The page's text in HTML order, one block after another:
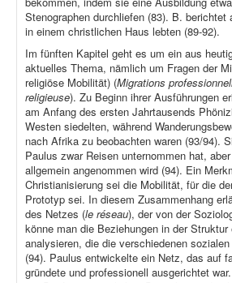
Stenographen durchliefen (83). B.
in einem christlichen Haus lebten (89-92).
Im fünften Kapitel geht es um ein aus
aktuelles Thema, nämlich um Fragen der
religiöse Mobilität) (Migrations
religieuse). Zu Beginn ihrer Ausführungen
am Anfang des ersten Jahrtausends
Westen siedelten, während
nach Afrika zu beobachten waren (93/94).
Paulus zwar Reisen unternommen hat,
allgemein angenommen wird (94). Ein
Christianisierung sei die Mobilität, für die
Prototyp sei. In diesem Zusammenhang
des Netzes (le réseau), der von der
könne man die Beziehungen in der Struktur
analysieren, die die verschiedenen
(94). Paulus entwickelte ein Netz, das auf
gründete und professionell ausgerichtet